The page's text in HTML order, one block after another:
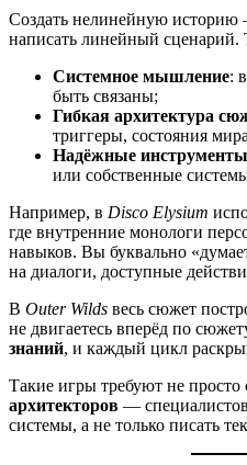
Создать нелинейную историю
написать линейный сценарий.
Системное мышление:
быть связаны;
Гибкая архитектура
триггеры, состояния
Надёжные инструменты
или собственные
Например, в Disco Elysium
где внутренние монологи
навыков. Вы буквально
на диалоги, доступные
В Outer Wilds весь сюжет
не двигаетесь вперёд по
знаний, и каждый цикл
Такие игры требуют не просто
архитекторов —
системы, а не только писать